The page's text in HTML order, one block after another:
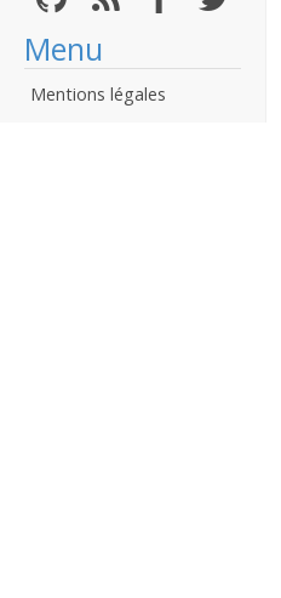
Menu
Mentions légales